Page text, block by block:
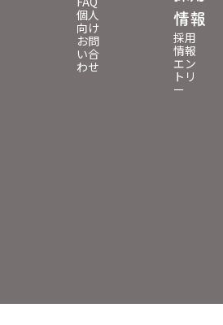
個人
向け
お問
い合
わせ
情報
採用
情報
エン
トリ
ー